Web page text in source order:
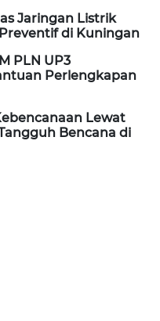
Jaringan Listrik
di Kuningan
PLN UP3
Perlengkapan
Lewat
Bencana di